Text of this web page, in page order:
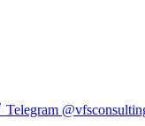
Telegram